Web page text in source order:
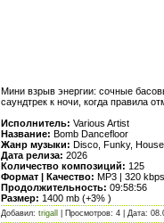
Мини взрыв энергии: сочные
саундтрек к ночи, когда правила
Исполнитель: Various Artist
Название: Bomb Dancefloor
Жанр музыки: Disco, Funky,
Дата релиза: 2026
Количество композиций: 125
Формат | Качество: MP3 | 320 kbps
Продолжительность: 09:58:56
Размер: 1400 mb (+3% )
Добавил: trigall | Просмотров: 4 | Дата: